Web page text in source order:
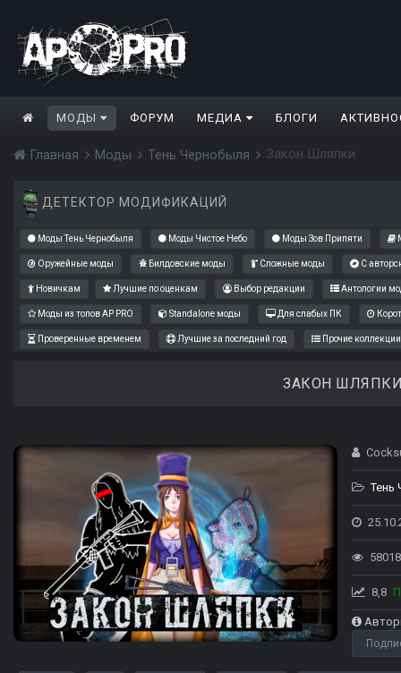
МОДЫ ФОРУМ МЕДИА БЛОГИ
Главная Моды Тень Чернобыля Закон Шляпки
ДЕТЕКТОР МОДИФИКАЦИЙ
Моды Тень Чернобыля Моды Чистое Небо Моды Зов Припяти
Оружейные моды Билдовские моды Сложные моды С
Новичкам Лучшие по оценкам Выбор редакции Антологии
Моды из топов AP PRO Standalone моды Для слабых ПК
Проверенные временем Лучшие за последний год Прочие коллекции
ЗАКОН
Тень
8,8